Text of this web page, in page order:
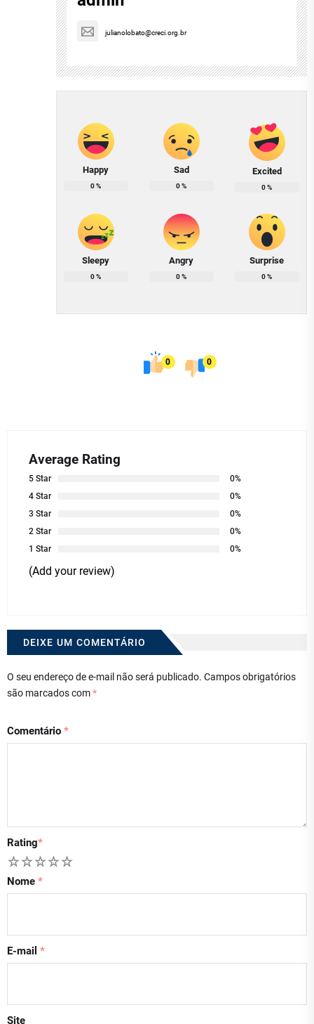
julianolobato@creci.org.br
Happy
0%
Sad
0%
Excited
0%
Sleepy
0%
Angry
0%
Surprise
0%
0 0
Average Rating
5 Star
0%
4 Star
0%
3 Star
0%
2 Star
0%
1 Star
0%
(Add your review)
DEIXE UM COMENTÁRIO
O seu endereço de e-mail não será publicado. Campos obrigatórios
são marcados com*
Comentário *
Rating*
5
4
3
2
Nome *
E-mail *
Site